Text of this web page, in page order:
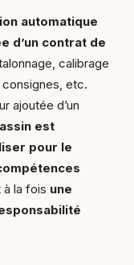
automatique
d’un contrat de
calibrage
etc.
ajoutée d’un
est
pour le
à la fois une